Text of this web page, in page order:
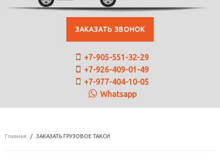
ЗАКАЗАТЬ ЗВОНОК
+7-905-551-32-29
+7-926-409-01-49
+7-977-404-10-05
Whatsapp
Главная ЗАКАЗАТЬ ГРУЗОВОЕ ТАКСИ